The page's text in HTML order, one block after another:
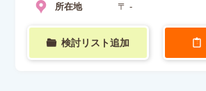
所在地
〒 -
検討リスト追加